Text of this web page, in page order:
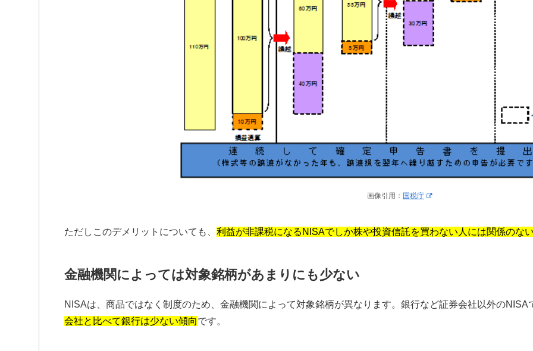
画像引用： 国税庁
ただしこのデメリットについても、 利益が非課税になるNISAでしか株や投資信託を買わない人には関係のな
金融機関によっては対象銘柄があまりにも少ない
NISAは、商品ではなく制度のため、金融機関によって対象銘柄が異なります。銀行など証券会社以外のNISA
会社と比べて銀行は少ない傾向です。